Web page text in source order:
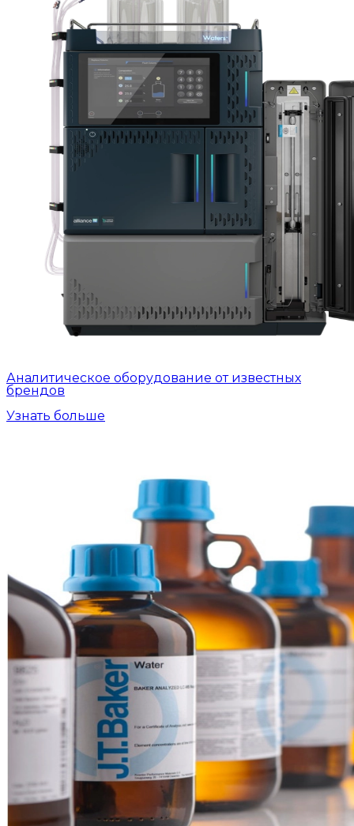
Аналитическое оборудование от известных
брендов
Узнать больше